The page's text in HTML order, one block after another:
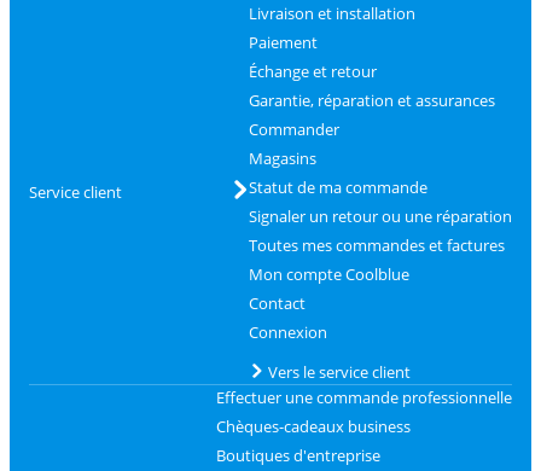
Service client
Livraison et installation
Paiement
Échange et retour
Garantie, réparation et assurances
Commander
Magasins
Statut de ma commande
Signaler un retour ou une réparation
Toutes mes commandes et factures
Mon compte Coolblue
Contact
Connexion
Vers le service client
Effectuer une commande professionnelle
Chèques-cadeaux business
Boutiques d'entreprise